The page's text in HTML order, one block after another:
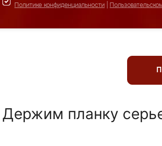
Политике конфиденциальности
Держим планку